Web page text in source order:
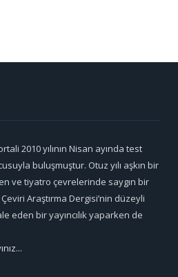
2010 yılının Nisan ayında test
buluşmuştur. Otuz yılı aşkın bir
ve tiyatro çevrelerinde saygın bir
Araştırma Dergisi’nin düzeyli
eden bir yayıncılık yaparken de